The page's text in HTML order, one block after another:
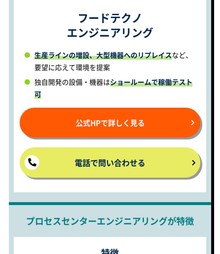
フードテクノ
エンジニアリング
生産ラインの増設、大型機器へのリプレイスなど、
要望に応えて環境を提案
独自開発の設備・機器はショールームで稼働テスト
可
公式HPで詳しく見る
電話で問い合わせる
プロセスセンターエンジニアリングが特徴